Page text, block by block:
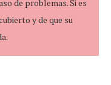
de problemas. Si es
y de que su